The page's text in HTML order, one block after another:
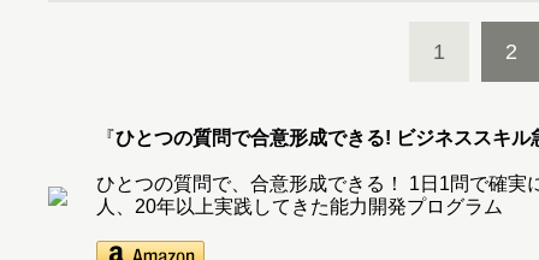
1 2
『ひとつの質問で合意形成できる! ビジネススキル
ひとつの質問で、合意形成できる！ 1日1問で確実
人、20年以上実践してきた能力開発プログラム